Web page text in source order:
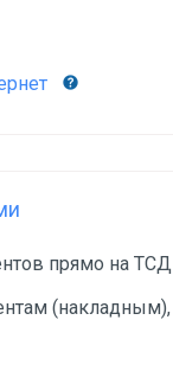
прямо на ТСД